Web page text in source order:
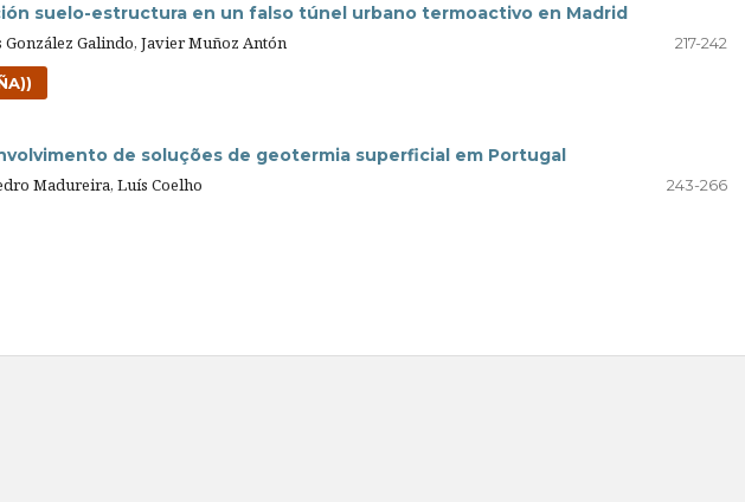
suelo-estructura en un falso túnel urbano termoactivo en Madrid
González Galindo, Javier Muñoz Antón
217-242
de soluções de geotermia superficial em Portugal
Madureira, Luís Coelho
243-266